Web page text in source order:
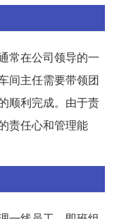
常在公司领导的一
间主任需要带领团
顺利完成。由于责
责任心和管理能